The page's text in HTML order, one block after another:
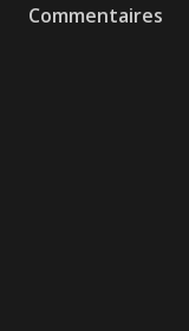
Commentaires